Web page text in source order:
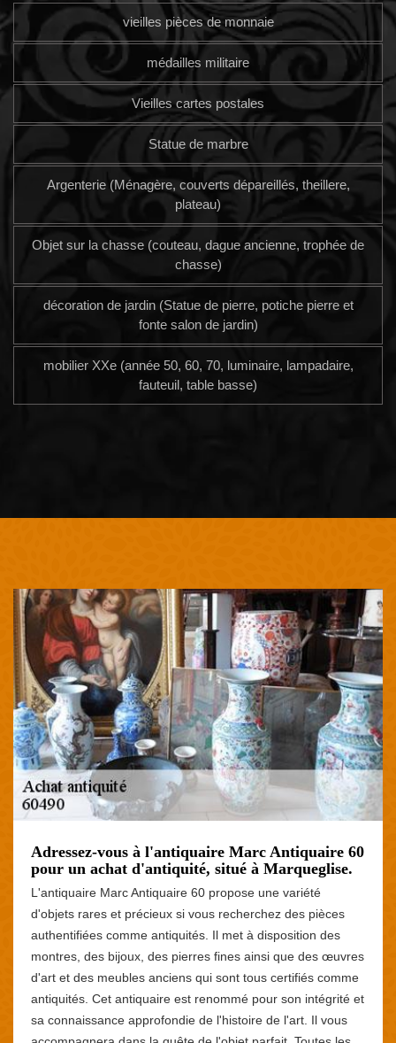
vieilles pièces de monnaie
médailles militaire
Vieilles cartes postales
Statue de marbre
Argenterie (Ménagère, couverts dépareillés, theillere,
plateau)
Objet sur la chasse (couteau, dague ancienne, trophée de
chasse)
décoration de jardin (Statue de pierre, potiche pierre et
fonte salon de jardin)
mobilier XXe (année 50, 60, 70, luminaire, lampadaire,
fauteuil, table basse)
Adressez-vous à l'antiquaire Marc Antiquaire 60
pour un achat d'antiquité, situé à Marqueglise.
L'antiquaire Marc Antiquaire 60 propose une variété
d'objets rares et précieux si vous recherchez des pièces
authentifiées comme antiquités. Il met à disposition des
montres, des bijoux, des pierres fines ainsi que des œuvres
d'art et des meubles anciens qui sont tous certifiés comme
antiquités. Cet antiquaire est renommé pour son intégrité et
sa connaissance approfondie de l'histoire de l'art. Il vous